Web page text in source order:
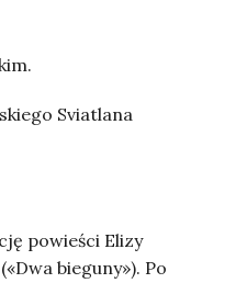
Sviatlana
powieści Elizy
bieguny»). Po